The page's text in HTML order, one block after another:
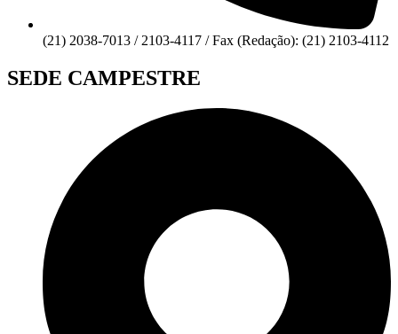
(21) 2038-7013 / 2103-4117 / Fax (Redação): (21) 2103-4112
SEDE CAMPESTRE